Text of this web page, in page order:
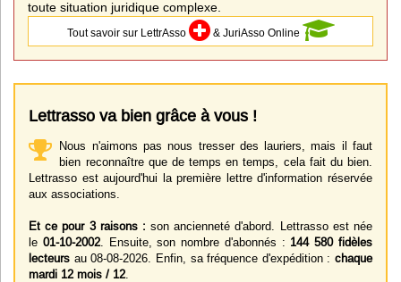
toute situation juridique complexe.
Tout savoir sur LettrAsso & JuriAsso Online
Lettrasso va bien grâce à vous !
Nous n'aimons pas nous tresser des lauriers, mais il faut
bien reconnaître que de temps en temps, cela fait du bien.
Lettrasso est aujourd'hui la première lettre d'information réservée
aux associations.
Et ce pour 3 raisons : son ancienneté d'abord. Lettrasso est née
le 01-10-2002. Ensuite, son nombre d'abonnés : 144 580 fidèles
lecteurs au 08-08-2026. Enfin, sa fréquence d'expédition : chaque
mardi 12 mois / 12